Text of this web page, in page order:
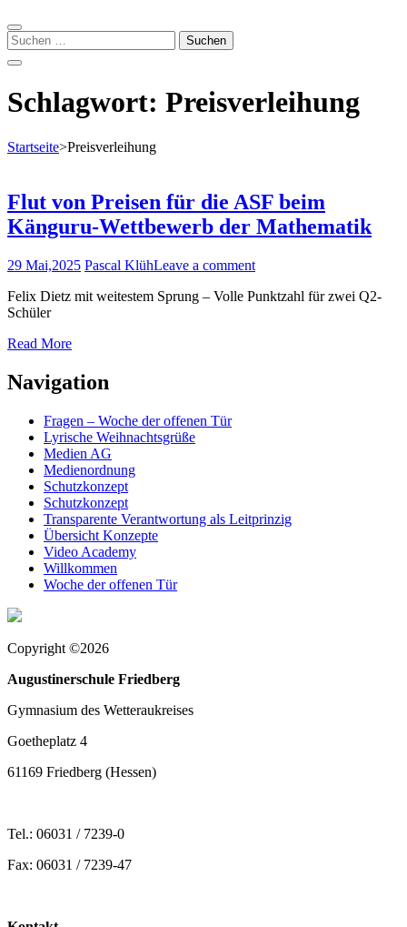
Suchen
nach:
Schlagwort: Preisverleihung
Startseite>Preisverleihung
Flut von Preisen für die ASF beim
Känguru-Wettbewerb der Mathematik
29 Mai,2025 Pascal KlühLeave a comment
Felix Dietz mit weitestem Sprung – Volle Punktzahl für zwei Q2-
Schüler
Read More
Navigation
Fragen – Woche der offenen Tür
Lyrische Weihnachtsgrüße
Medien AG
Medienordnung
Schutzkonzept
Schutzkonzept
Transparente Verantwortung als Leitprinzig
Übersicht Konzepte
Video Academy
Willkommen
Woche der offenen Tür
Copyright ©2026
Augustinerschule Friedberg
Gymnasium des Wetteraukreises
Goetheplatz 4
61169 Friedberg (Hessen)
Tel.: 06031 / 7239-0
Fax: 06031 / 7239-47